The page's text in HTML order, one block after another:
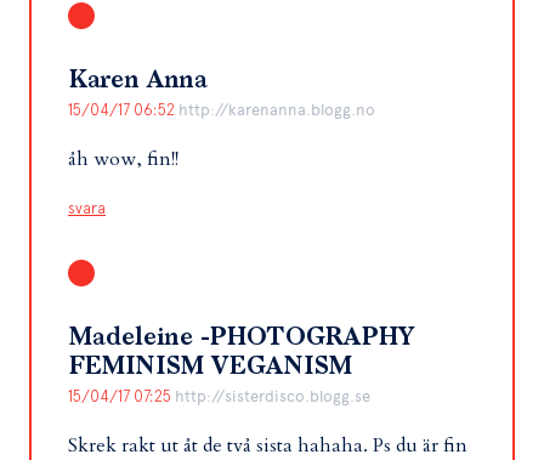
Karen Anna
15/04/17 06:52 http://karenanna.blogg.no
åh wow, fin!!
svara
Madeleine -PHOTOGRAPHY
FEMINISM VEGANISM
15/04/17 07:25 http://sisterdisco.blogg.se
Skrek rakt ut åt de två sista hahaha. Ps du är fin